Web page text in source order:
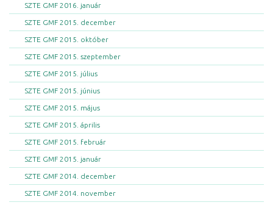
SZTE GMF 2016. január
SZTE GMF 2015. december
SZTE GMF 2015. október
SZTE GMF 2015. szeptember
SZTE GMF 2015. július
SZTE GMF 2015. június
SZTE GMF 2015. május
SZTE GMF 2015. április
SZTE GMF 2015. február
SZTE GMF 2015. január
SZTE GMF 2014. december
SZTE GMF 2014. november